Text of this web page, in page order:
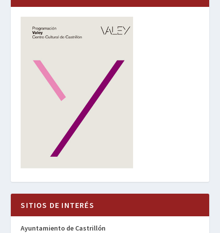
SITIOS DE INTERÉS
Ayuntamiento de Castrillón